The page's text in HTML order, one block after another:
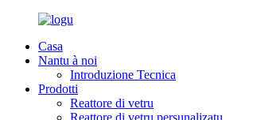
Casa
Nantu à noi
Introduzione Tecnica
Prodotti
Reattore di vetru
Reattore di vetru persunalizatu